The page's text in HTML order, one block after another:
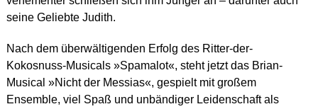
seine Geliebte Judith.
Nach dem überwältigenden Erfolg des Ritter-der-
Kokosnuss-Musicals »Spamalot«, steht jetzt das Brian-
Musical »Nicht der Messias«, gespielt mit großem
Ensemble, viel Spaß und unbändiger Leidenschaft als